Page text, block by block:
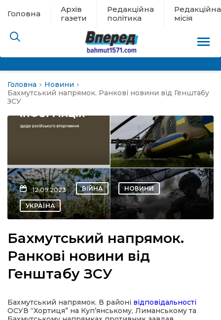
Головна
Архів
газети
Редакційна
політика
Редакційна
місія
евакуації
новини
Головна
Новини
Бахмутський напрямок. Ранкові новини від Генштабу
ЗСУ
12.09.2023 ВІЙНА НОВИНИ
УКРАЇНА
Бахмутський напрямок.
Ранкові новини від
Генштабу ЗСУ
Бахмутський напрямок. В районі відповідальності
ОСУВ “Хортиця” на Куп’янському, Лиманському та